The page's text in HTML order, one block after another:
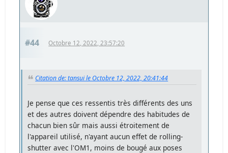
#44 Octobre 12, 2022, 23:57:20
Citation de: tansui le Octobre 12, 2022, 20:41:44
Je pense que ces ressentis très différents des uns
et des autres doivent dépendre des habitudes de
chacun bien sûr mais aussi étroitement de
l'appareil utilisé, n'ayant aucun effet de rolling-
shutter avec l'OM1, moins de bougé aux poses